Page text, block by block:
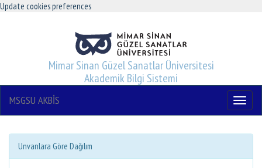
Update cookies preferences
Mimar Sinan Güzel Sanatlar Üniversitesi
Akademik Bilgi Sistemi
Menu
MSGSU AKBİS
Unvanlara Göre Dağılım